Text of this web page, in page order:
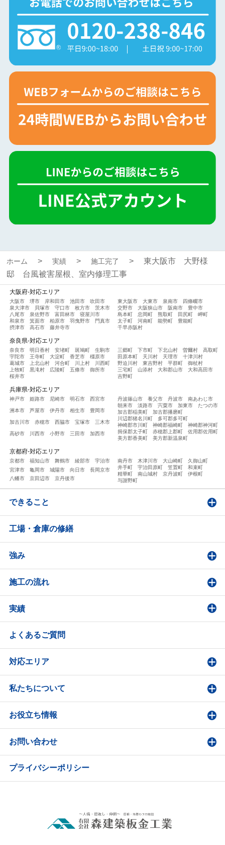
ホーム 実績 施工完了
東大阪市 大野様
邸 台風被害屋根、室内修理工事
大阪府-対応エリア
大阪市 堺市 岸和田市 池田市
吹田市
泉大津市
貝塚市 守口市 枚方市
茨木市
八尾市
泉佐野市 富田林市
寝屋川市
和泉市
箕面市 柏原市 羽曳野市
門真市
摂津市
高石市 藤井寺市
東大阪市 大東市 泉南市
四條畷市
交野市
大阪狭山市 阪南市
豊中市
島本町
忠岡町 熊取町 田尻町
岬町
太子町
河南町 能勢町
豊能町
千早赤阪村
奈良県-対応エリア
奈良市 明日香村 安堵町 斑鳩町
生駒市
宇陀市
王寺町 大淀町 香芝市
橿原市
葛城市
上北山村 河合町 川上村
川西町
上牧町
黒滝村 広陵町 五條市
御所市
桜井市
三郷町 下市町 下北山村 曽爾村
高取町
田原本町
天川村 天理市
十津川村
野迫川村
東吉野村 平群町
御杖村
三宅町
山添村 大和郡山市
大和高田市
吉野町
兵庫県-対応エリア
神戸市 姫路市 尼崎市 明石市 西宮市
洲本市 芦屋市 伊丹市 相生市 豊岡市
加古川市 赤穂市 西脇市 宝塚市 三木市
高砂市 川西市 小野市 三田市 加西市
丹波篠山市 養父市 丹波市
南あわじ市
朝来市
淡路市 宍粟市 加東市
たつの市
加古郡稲美町
加古郡播磨町
川辺郡猪名川町
多可郡多可町
神崎郡市川町
神崎郡福崎町
神崎郡神河町
揖保郡太子町
赤穂郡上郡町
佐用郡佐用町
美方郡香美町
美方郡新温泉町
京都府-対応エリア
京都市 福知山市 舞鶴市 綾部市
宇治市
宮津市
亀岡市 城陽市 向日市
長岡京市
八幡市
京田辺市 京丹後市
南丹市 木津川市 大山崎町
久御山町
井手町
宇治田原町 笠置町
和束町
精華町
南山城村 京丹波町
伊根町
与謝野町
できること
工場・倉庫の修繕
強み
施工の流れ
実績
よくあるご質問
対応エリア
私たちについて
お役立ち情報
お問い合わせ
プライバシーポリシー